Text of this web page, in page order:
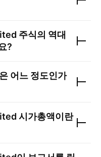
주식의 역대
?
어느 정도인가
시가총액이란